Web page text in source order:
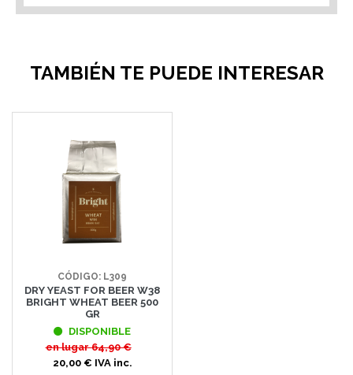
TAMBIÉN TE PUEDE INTERESAR
CÓDIGO: L309
DRY YEAST FOR BEER W38
BRIGHT WHEAT BEER 500
GR
DISPONIBLE
en lugar64,90 €
20,00 € IVA inc.